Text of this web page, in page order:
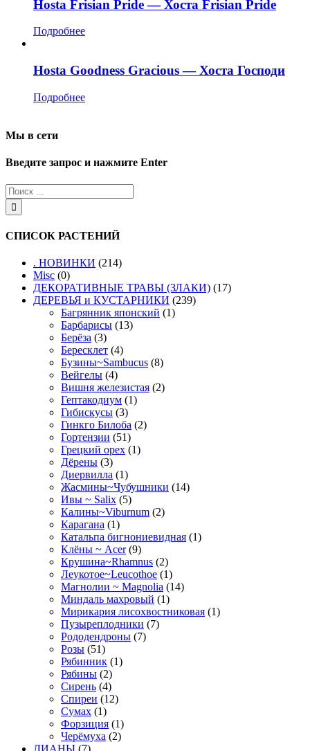
Hosta Frisian Pride — Хоста Frisian Pride
Подробнее
Hosta Goodness Gracious — Хоста Господи
Подробнее
Мы в сети
Введите запрос и нажмите Enter
СПИСОК РАСТЕНИЙ
. НОВИНКИ (214)
Misc (0)
ДЕКОРАТИВНЫЕ ТРАВЫ (ЗЛАКИ) (17)
ДЕРЕВЬЯ и КУСТАРНИКИ (239)
Багрянник японский (1)
Барбарисы (13)
Берёза (3)
Бересклет (4)
Бузины~Sambucus (8)
Вейгелы (4)
Вишня железистая (2)
Гептакодиум (1)
Гибискусы (3)
Гинкго Билоба (2)
Гортензии (51)
Грецкий орех (1)
Дёрены (3)
Диервилла (1)
Жасмины~Чубушники (14)
Ивы ~ Salix (5)
Калины~Viburnum (2)
Карагана (1)
Катальпа бигнониевидная (1)
Клёны ~ Acer (9)
Крушина~Rhamnus (2)
Леукотое~Leucothoe (1)
Магнолии ~ Magnolia (14)
Миндаль махровый (1)
Мирикария лисохвостниковая (1)
Пузыреплодники (7)
Рододендроны (7)
Розы (51)
Рябинник (1)
Рябины (2)
Сирень (4)
Спиреи (12)
Сумах (1)
Форзиция (1)
Черёмуха (2)